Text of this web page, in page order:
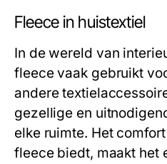
Fleece in huistextiel
In de wereld van
fleece vaak gebruikt
andere
gezellige en
elke ruimte. Het
fleece biedt, maakt het